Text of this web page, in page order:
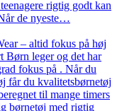
rigtig godt kan
de nyeste…
– altid fokus på høj
Børn leger og det har
fokus på . Når du
får du kvalitetsbørnetøj
til mange timers
børnetøj med rigtig